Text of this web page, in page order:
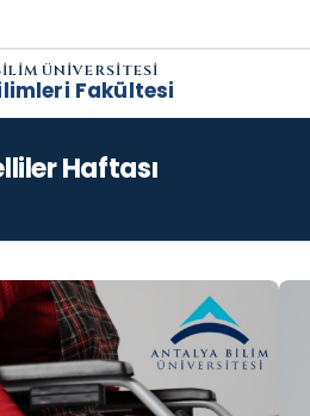
ÜNİVERSİTESİ
Fakültesi
Haftası